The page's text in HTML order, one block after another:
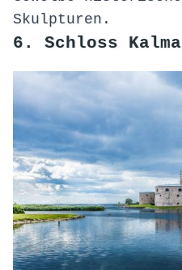
Skulpturen.
6. Schloss